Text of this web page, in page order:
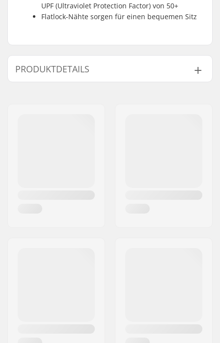
UPF (Ultraviolet Protection Factor) von 50+
Flatlock-Nähte sorgen für einen bequemen Sitz
PRODUKTDETAILS